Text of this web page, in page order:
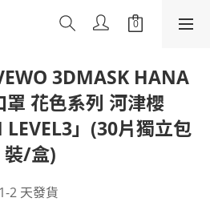
3DMASK HANA
花色系列 河津櫻
LEVEL3」(30片獨立包
裝/盒)
2 天發貨